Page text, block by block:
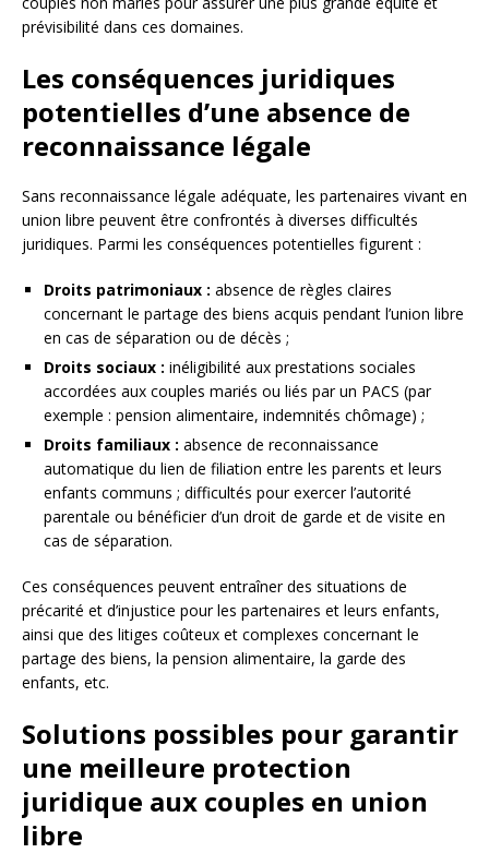
prévisibilité dans ces domaines.
Les conséquences juridiques
potentielles d’une absence de
reconnaissance légale
Sans reconnaissance légale adéquate, les partenaires vivant en
union libre peuvent être confrontés à diverses difficultés
juridiques. Parmi les conséquences potentielles figurent :
Droits patrimoniaux : absence de règles claires
concernant le partage des biens acquis pendant l’union libre
en cas de séparation ou de décès ;
Droits sociaux : inéligibilité aux prestations sociales
accordées aux couples mariés ou liés par un PACS (par
exemple : pension alimentaire, indemnités chômage) ;
Droits familiaux : absence de reconnaissance
automatique du lien de filiation entre les parents et leurs
enfants communs ; difficultés pour exercer l’autorité
parentale ou bénéficier d’un droit de garde et de visite en
cas de séparation.
Ces conséquences peuvent entraîner des situations de
précarité et d’injustice pour les partenaires et leurs enfants,
ainsi que des litiges coûteux et complexes concernant le
partage des biens, la pension alimentaire, la garde des
enfants, etc.
Solutions possibles pour garantir
une meilleure protection
juridique aux couples en union
libre